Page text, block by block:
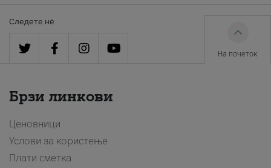
Следете нè
На почеток
Брзи линкови
Ценовници
Услови за користење
Плати сметка